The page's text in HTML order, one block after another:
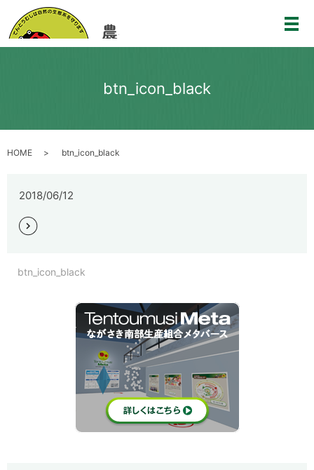
メ
btn_icon_black
HOME btn_icon_black
2018/06/12
btn_icon_black